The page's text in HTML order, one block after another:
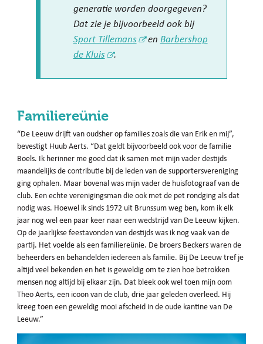
generatie worden doorgegeven?
Dat zie je bijvoorbeeld ook bij
Sport Tillemans
en Barbershop
de Kluis
.
Familiereünie
“De Leeuw drijft van oudsher op families zoals die van Erik en mij”,
bevestigt Huub Aerts. “Dat geldt bijvoorbeeld ook voor de familie
Boels. Ik herinner me goed dat ik samen met mijn vader destijds
maandelijks de contributie bij de leden van de supportersvereniging
ging ophalen. Maar bovenal was mijn vader de huisfotograaf van de
club. Een echte verenigingsman die ook met de pet rondging als dat
nodig was. Hoewel ik sinds 1972 uit Brunssum weg ben, kom ik elk
jaar nog wel een paar keer naar een wedstrijd van De Leeuw kijken.
Op de jaarlijkse feestavonden van destijds was ik nog vaak van de
partij. Het voelde als een familiereünie. De broers Beckers waren de
beheerders en behandelden iedereen als familie. Bij De Leeuw tref je
altijd veel bekenden en het is geweldig om te zien hoe betrokken
mensen nog altijd bij elkaar zijn. Dat bleek ook wel toen mijn oom
Theo Aerts, een icoon van de club, drie jaar geleden overleed. Hij
kreeg toen een geweldig mooi afscheid in de oude kantine van De
Leeuw.”